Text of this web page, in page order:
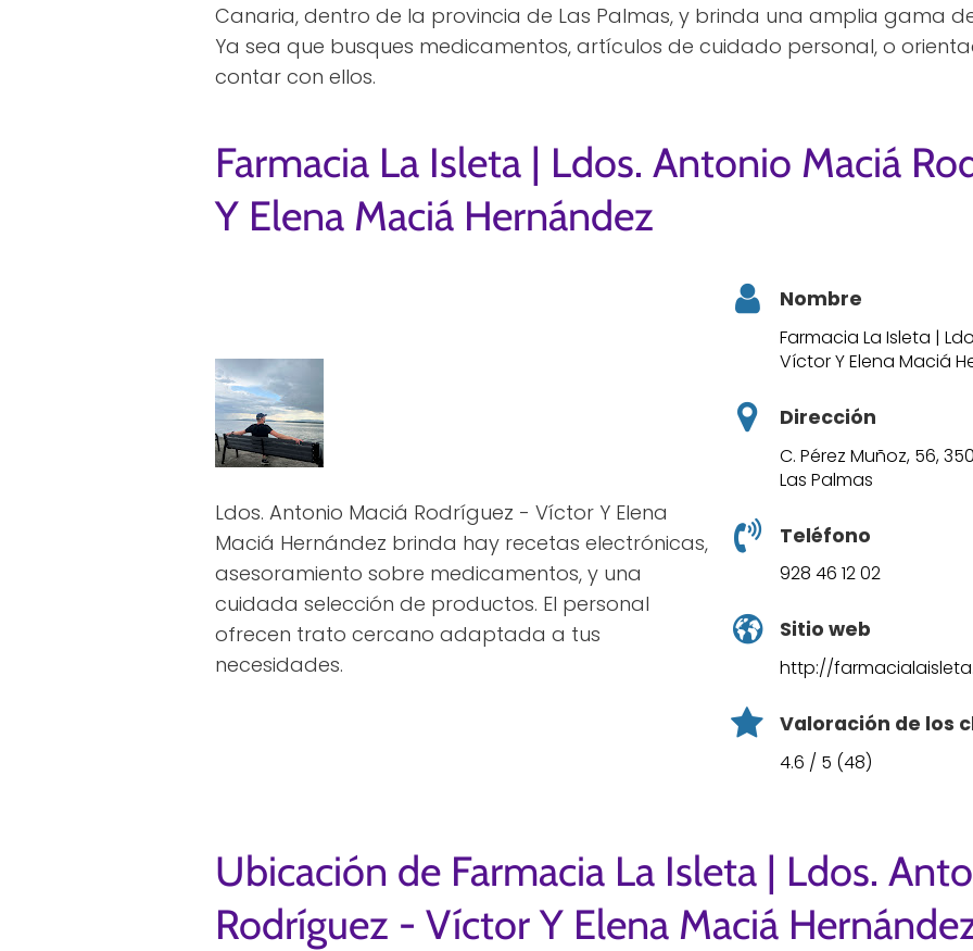
Canaria, dentro de la provincia de Las Palmas, y brinda una amplia gama
Ya sea que busques medicamentos, artículos de cuidado personal, o
contar con ellos.
Farmacia La Isleta | Ldos. Antonio Maciá
Y Elena Maciá Hernández
Ldos. Antonio Maciá Rodríguez - Víctor Y Elena
Maciá Hernández brinda hay recetas electrónicas,
asesoramiento sobre medicamentos, y una
cuidada selección de productos. El personal
ofrecen trato cercano adaptada a tus
necesidades.
Nombre
Farmacia La Isleta |
Víctor Y Elena Maciá
Dirección
C. Pérez Muñoz, 56,
Las Palmas
Teléfono
928 46 12 02
Sitio web
http://
Valoración de los
4.6 / 5 (48)
Ubicación de Farmacia La Isleta | Ldos.
Rodríguez - Víctor Y Elena Maciá